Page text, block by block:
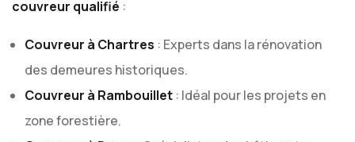
couvreur qualifié :
Couvreur à Chartres : Experts dans la rénovation
des demeures historiques.
Couvreur à Rambouillet : Idéal pour les projets en
zone forestière.